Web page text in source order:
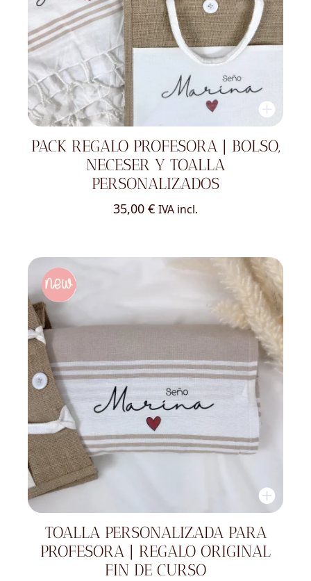
PACK REGALO PROFESORA | BOLSO,
NECESER Y TOALLA
PERSONALIZADOS
35,00 € IVA incl.
TOALLA PERSONALIZADA PARA
PROFESORA | REGALO ORIGINAL
FIN DE CURSO